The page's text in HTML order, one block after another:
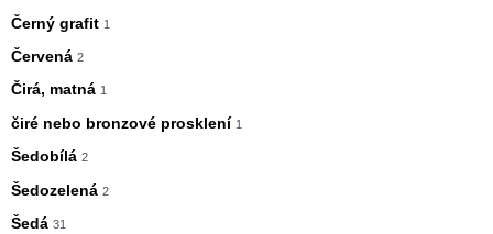
Černý grafit 1
Červená 2
Čirá, matná 1
čiré nebo bronzové prosklení 1
Šedobílá 2
Šedozelená 2
Šedá 31